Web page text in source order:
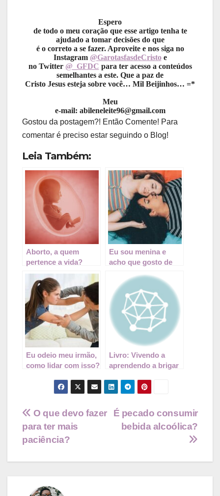
Espero
de todo o meu coração que esse artigo tenha te
ajudado a tomar decisões do que
é o correto a se fazer. Aproveite e nos siga no
Instagram @GarotasfasdeCristoe
no Twitter @_GFDC para ter acesso a conteúdos
semelhantes a este. Que a paz de
Cristo Jesus esteja sobre você… Mil Beijinhos… =*
Meu
e-mail: abileneleite96@gmail.com
Gostou da postagem?! Então Comente! Para
comentar é preciso estar seguindo o Blog!
Leia Também:
Aborto, a quem
pertence a vida?
Eu sou menina e
acho que gosto de
Eu odeio meu irmão,
como lidar com isso?
Livro: Vivendo a
aprendendo a brigar
Navegação
de
Post
É pecado consumir
bebida alcoólica?
O que devo fazer
para ter mais
paciência?